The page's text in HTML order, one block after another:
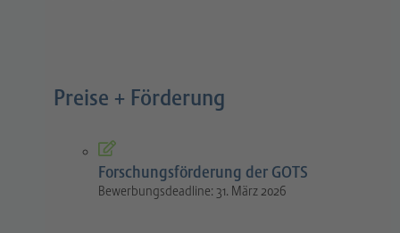
Preise + Förderung
Forschungsförderung der GOTS
Bewerbungsdeadline: 31. März 2026